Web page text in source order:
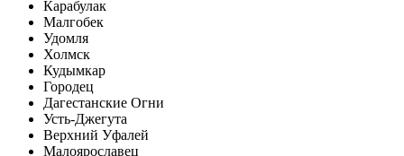
Карабулак
Малгобек
Удомля
Холмск
Кудымкар
Городец
Дагестанские Огни
Усть-Джегута
Верхний Уфалей
Малоярославец